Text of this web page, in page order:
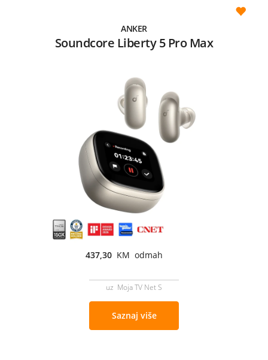
ANKER
Soundcore Liberty 5 Pro Max
437,30 KM odmah
uz Moja TV Net S
Saznaj više